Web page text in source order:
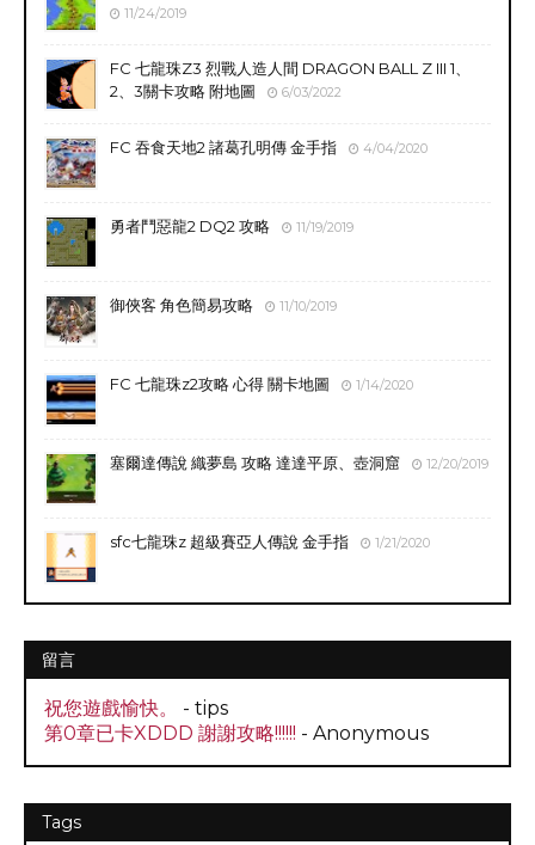
11/24/2019
FC 七龍珠Z3 烈戰人造人間 DRAGON BALL Z III 1、
2、3關卡攻略 附地圖
6/03/2022
FC 吞食天地2 諸葛孔明傳 金手指 4/04/2020
勇者鬥惡龍2 DQ2 攻略 11/19/2019
御俠客 角色簡易攻略 11/10/2019
FC 七龍珠z2攻略 心得 關卡地圖 1/14/2020
塞爾達傳說 織夢島 攻略 達達平原、壺洞窟 12/20/2019
sfc七龍珠z 超級賽亞人傳說 金手指 1/21/2020
留言
祝您遊戲愉快。
- tips
第0章已卡XDDD 謝謝攻略!!!!!! - Anonymous
Tags